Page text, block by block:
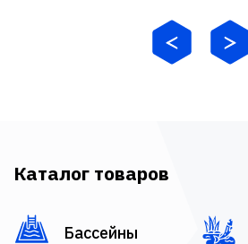
Каталог товаров
Бассейны